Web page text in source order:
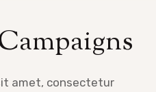
amet, consectetur